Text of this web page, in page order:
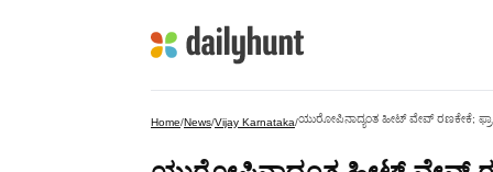
Home/News/Vijay Karnataka/ಯುರೋಪಿನಾದ್ಯಂತ ಹೀಟ್‌ ವೇವ್‌ ರಣಕೇಕೆ;